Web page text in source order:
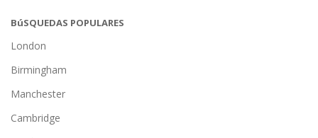
BúSQUEDAS POPULARES
London
Birmingham
Manchester
Cambridge